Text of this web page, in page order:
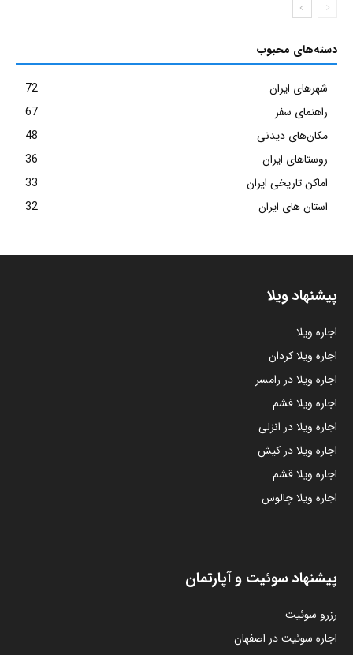
دسته‌های محبوب
شهرهای ایران
72
راهنمای سفر
67
مکان‌های دیدنی
48
روستاهای ایران
36
اماکن تاریخی ایران
33
استان های ایران
32
پیشنهاد ویلا
اجاره ویلا
اجاره ویلا کردان
اجاره ویلا در رامسر
اجاره ویلا فشم
اجاره ویلا در انزلی
اجاره ویلا در کیش
اجاره ویلا قشم
اجاره ویلا چالوس
پیشنهاد سوئیت و آپارتمان
رزرو سوئیت
اجاره سوئیت در اصفهان